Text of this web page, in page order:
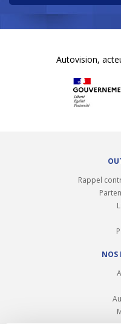
Autovision,
Rappel
NOS